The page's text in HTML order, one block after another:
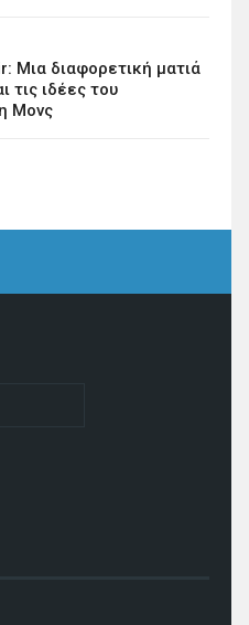
Μια διαφορετική ματιά
τις ιδέες του
Μονς